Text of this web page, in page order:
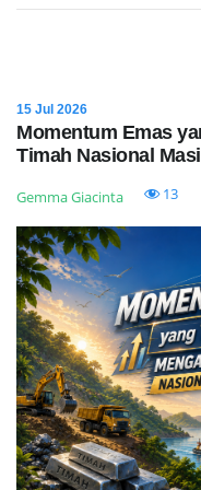
15 Jul 2026
Momentum Emas
Timah Nasional
Gemma Giacinta 13